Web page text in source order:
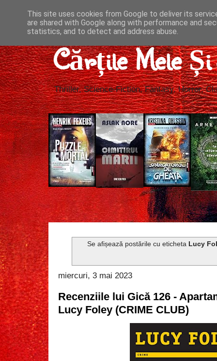
Cărțile Mele
Thriller, Science-Fiction, Fantasy, Horror,
Se afișează postările cu eticheta Lucy
miercuri, 3 mai 2023
Recenziile lui Gică 126 -
Lucy Foley (CRIME CLUB)
This site uses cookies from Google to deliver its
are shared with Google along with performance and
statistics, and to detect and address abuse.